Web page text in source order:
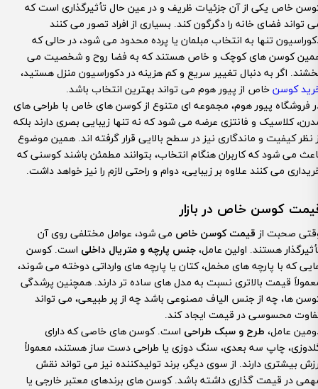
خاص یکی از آن جزئیات ظریف و در عین حال تأثیرگذاری است که
تواند فضای خانه را دگرگون کند. بسیاری از افراد تصور می کنند
تنها به انتخاب مبلمان یا پرده محدود می شود، در حالی که
کوسن های کوچک و خاص هستند که به فضا روح و شخصیت می
اگر به دنبال تغییر سریع و کم هزینه در دکوراسیون منزل هستید،
کوسن خاص از پیور هوم می تواند بهترین انتخاب باشد.
فروشگاه پیور هوم، مجموعه ای متنوع از کوسن های خاص با طراحی های
کلاسیک و فانتزی عرضه می شود که نه تنها زیبایی بصری دارند بلکه
نظر کیفیت و ماندگاری نیز در سطح بالایی قرار گرفته اند. همین موضوع
می شود که کاربران هنگام انتخاب، بتوانند مطمئن باشند کوسنی که
می کنند علاوه بر زیبایی، دوام و راحتی لازم را نیز خواهد داشت.
کوسن خاص در بازار
صحبت از قیمت کوسن خاص می شود، عوامل مختلفی روی آن
هستند. اولین عامل، جنس پارچه و متریال داخلی است. کوسن
که با پارچه های مخمل، کتان یا پارچه های وارداتی دوخته می شوند،
قیمت بالاتری نسبت به مدل های ساده تر دارند. همچنین پرشدگی
ها، چه از جنس الیاف مصنوعی باشد چه از پر طبیعی، می تواند
محسوسی در قیمت ایجاد کند.
عامل، طرح و سبک طراحی است. کوسن های خاصی که دارای
چاپ سه بعدی، سنگ دوزی یا طراحی دست ساز هستند، معمولاً
بیشتری دارند. از سوی دیگر، برند تولیدکننده نیز می تواند نقش
در قیمت گذاری داشته باشد. کوسن های برندهای معتبر خارجی یا